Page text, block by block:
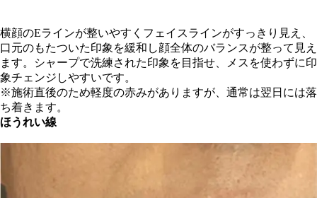
横顔のEラインが整いやすくフェイスラインがすっきり見え、
口元のもたついた印象を緩和し顔全体のバランスが整って見え
ます。シャープで洗練された印象を目指せ、メスを使わずに印
象チェンジしやすいです。
※施術直後のため軽度の赤みがありますが、通常は翌日には落
ち着きます。
ほうれい線